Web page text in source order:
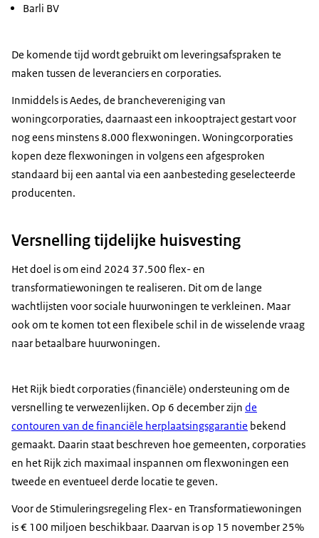
Barli BV
De komende tijd wordt gebruikt om leveringsafspraken te
maken tussen de leveranciers en corporaties.
Inmiddels is Aedes, de branchevereniging van
woningcorporaties, daarnaast een inkooptraject gestart voor
nog eens minstens 8.000 flexwoningen. Woningcorporaties
kopen deze flexwoningen in volgens een afgesproken
standaard bij een aantal via een aanbesteding geselecteerde
producenten.
Versnelling tijdelijke huisvesting
Het doel is om eind 2024 37.500 flex- en
transformatiewoningen te realiseren. Dit om de lange
wachtlijsten voor sociale huurwoningen te verkleinen. Maar
ook om te komen tot een flexibele schil in de wisselende vraag
naar betaalbare huurwoningen.
Het Rijk biedt corporaties (financiële) ondersteuning om de
versnelling te verwezenlijken. Op 6 december zijn de
contouren van de financiële herplaatsingsgarantie bekend
gemaakt. Daarin staat beschreven hoe gemeenten, corporaties
en het Rijk zich maximaal inspannen om flexwoningen een
tweede en eventueel derde locatie te geven.
Voor de Stimuleringsregeling Flex- en Transformatiewoningen
is € 100 miljoen beschikbaar. Daarvan is op 15 november 25%